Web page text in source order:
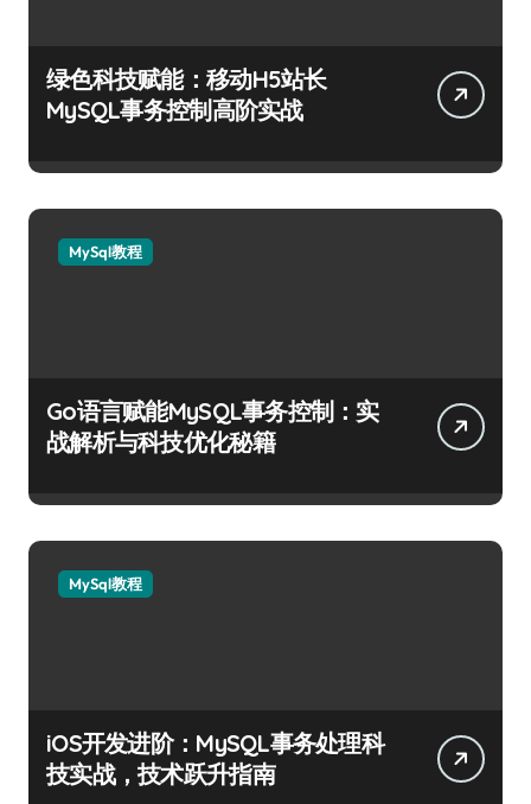
绿色科技赋能：移动H5站长
MySQL事务控制高阶实战
MySql教程
Go语言赋能MySQL事务控制：实
战解析与科技优化秘籍
MySql教程
iOS开发进阶：MySQL事务处理科
技实战，技术跃升指南